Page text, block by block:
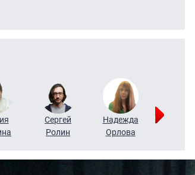
Сергей
Ролин
Надежда
Орлова